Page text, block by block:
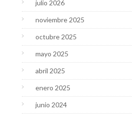
julio 2026
noviembre 2025
octubre 2025
mayo 2025
abril 2025
enero 2025
junio 2024